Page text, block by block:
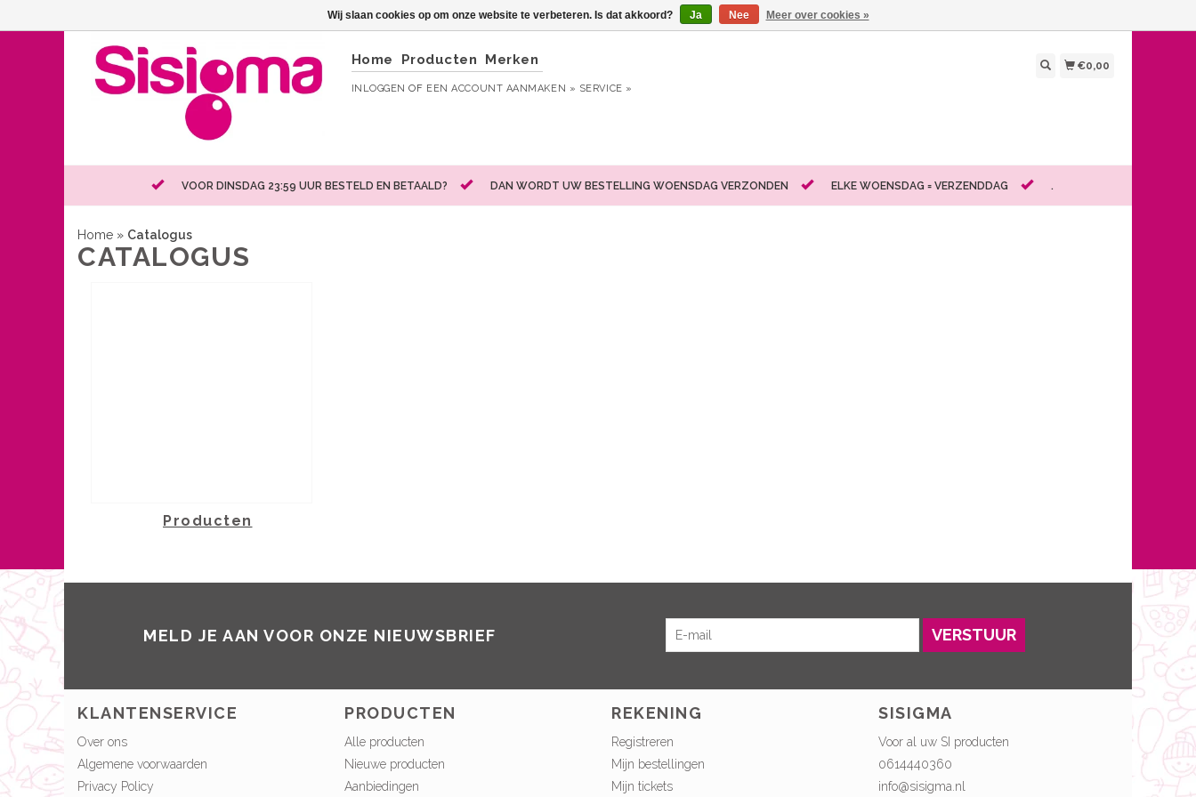
Home Producten Merken
INLOGGEN OF EEN ACCOUNT AANMAKEN » SERVICE »
€0,00
VOOR DINSDAG 23:59 UUR BESTELD EN BETAALD? DAN WORDT UW BESTELLING WOENSDAG VERZONDEN ELKE WOENSDAG = VERZENDDAG .
Home » Catalogus
CATALOGUS
Producten
MELD JE AAN VOOR ONZE NIEUWSBRIEF VERSTUUR
KLANTENSERVICE
Over ons
Algemene voorwaarden
Privacy Policy
PRODUCTEN
Alle producten
Nieuwe producten
Aanbiedingen
REKENING
Registreren
Mijn bestellingen
Mijn tickets
SISIGMA
Voor al uw SI producten
0614440360
info@sisigma.nl
Wij slaan cookies op om onze website te verbeteren. Is dat akkoord? Ja Nee Meer over cookies »